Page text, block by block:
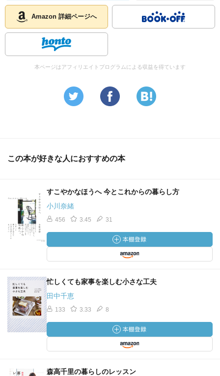
Amazon 詳細ページへ
本ページはアフィリエイトプログラムによる収益を得ています
この本が好きな人におすすめの本
すこやかなほうへ 今とこれからの暮らし方
小川奈緒
456 3.45 31
忙しくても家事を楽しむ小さな工夫
田中千恵
133 3.33 8
森高千里の暮らしのレッスン